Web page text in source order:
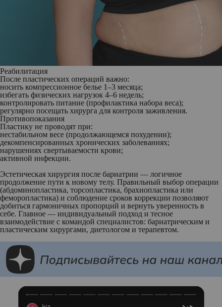
Реабилитация
После пластических операций важно:
носить компрессионное белье 1–3 месяца;
избегать физических нагрузок 4–6 недель;
контролировать питание (профилактика набора веса);
регулярно посещать хирурга для контроля заживления.
Противопоказания
Пластику не проводят при:
нестабильном весе (продолжающемся похудении);
декомпенсированных хронических заболеваниях;
нарушениях свертываемости крови;
активной инфекции.
Эстетическая хирургия после бариатрии — логичное
продолжение пути к новому телу. Правильный выбор операции
(абдоминопластика, торсопластика, брахиопластика или
феморопластика) и соблюдение сроков коррекции позволяют
добиться гармоничных пропорций и вернуть уверенность в
себе. Главное — индивидуальный подход и тесное
взаимодействие с командой специалистов: бариатрическим и
пластическим хирургами, диетологом и терапевтом.